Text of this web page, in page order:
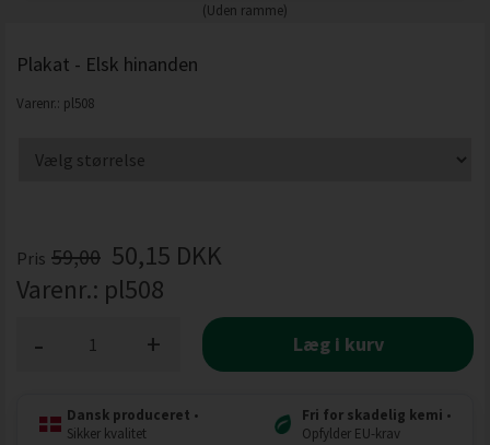
(Uden ramme)
Plakat - Elsk hinanden
Varenr.: pl508
Pris 59,00 50,15 DKK
Varenr.: pl508
+
- Læg i kurv
Dansk produceret •
Sikker kvalitet
Fri for skadelig kemi •
Opfylder EU-krav